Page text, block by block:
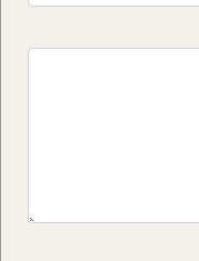
در حوزه های